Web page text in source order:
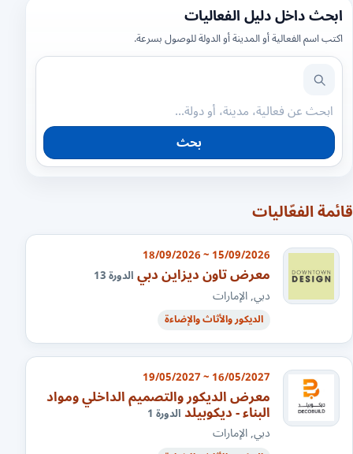
ابحث داخل دليل الفعاليات
اكتب اسم الفعالية أو المدينة أو الدولة للوصول بسرعة.
بحث
قائمة الفعّاليات
15/09/2026 ~ 18/09/2026
معرض تاون ديزاين دبيالدورة 13
دبي, الإمارات
الديكور والأثاث والإضاءة
16/05/2027 ~ 19/05/2027
معرض الديكور والتصميم الداخلي ومواد
البناء - ديكوبيلدالدورة 1
دبي, الإمارات